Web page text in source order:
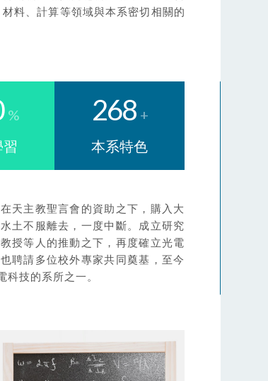
料、計算等領域與本系密切相關的
%
268 +
本系特色
天主教聖言會的資助之下，購入大
土不服離去，一度中斷。成立研究
授等人的推動之下，再度確立光電
聘請多位校外專家共同奠基，至今
技的系所之一。